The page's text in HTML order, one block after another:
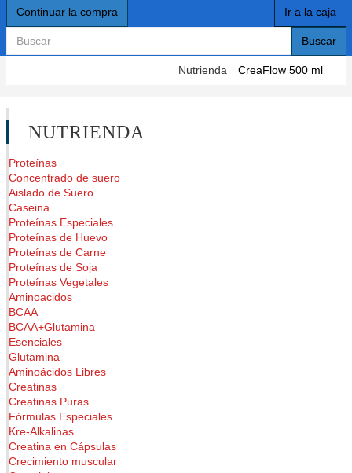
Continuar la compra
Ir a la caja
Buscar
Nutrienda CreaFlow 500 ml
NUTRIENDA
Proteínas
Concentrado de suero
Aislado de Suero
Caseina
Proteínas Especiales
Proteínas de Huevo
Proteínas de Carne
Proteínas de Soja
Proteínas Vegetales
Aminoacidos
BCAA
BCAA+Glutamina
Esenciales
Glutamina
Aminoácidos Libres
Creatinas
Creatinas Puras
Fórmulas Especiales
Kre-Alkalinas
Creatina en Cápsulas
Crecimiento muscular